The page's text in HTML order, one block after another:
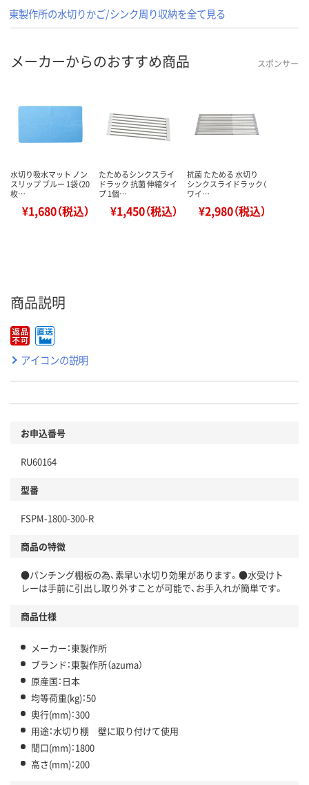
東製作所の水切りかご/シンク周り収納を全て見る
メーカーからのおすすめ商品 スポンサー
水切り吸水マット ノン
スリップ ブルー 1袋（20
枚…
¥1,680（税込）
たためるシンクスライ
ドラック 抗菌 伸縮タイ
プ 1個…
¥1,450（税込）
抗菌 たためる 水切り
シンクスライドラック（
ワイ…
¥2,980（税込）
商品説明
アイコンの説明
お申込番号
RU60164
型番
FSPM-1800-300-R
商品の特徴
●パンチング棚板の為、素早い水切り効果があります。●水受けト
レーは手前に引出し取り外すことが可能で、お手入れが簡単です。
商品仕様
メーカー：東製作所
ブランド：東製作所（azuma）
原産国：日本
均等荷重(kg)：50
奥行(mm)：300
用途：水切り棚 壁に取り付けて使用
間口(mm)：1800
高さ(mm)：200